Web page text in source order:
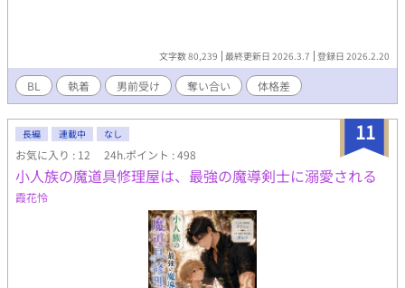
文字数 80,239 最終更新日 2026.3.7 登録日 2026.2.20
BL 執着 男前受け 奪い合い 体格差
11
長編 連載中 なし
お気に入り : 12 24h.ポイント : 498
小人族の魔道具修理屋は、最強の魔導剣士に溺愛される
霞花怜